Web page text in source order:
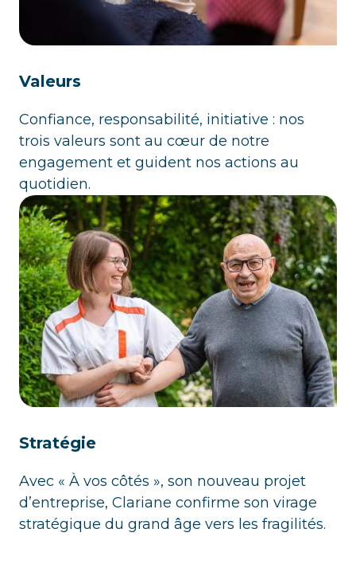
Valeurs
Confiance, responsabilité, initiative : nos
trois valeurs sont au cœur de notre
engagement et guident nos actions au
quotidien.
Stratégie
Avec « À vos côtés », son nouveau projet
d’entreprise, Clariane confirme son virage
stratégique du grand âge vers les fragilités.